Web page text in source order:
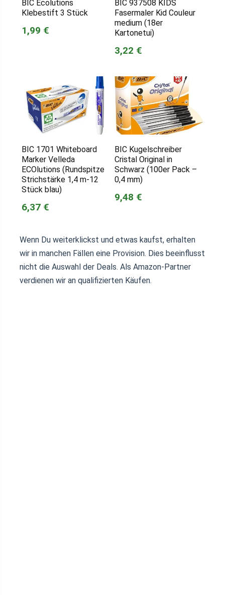
BIC Ecolutions
Klebestift 3 Stück
1,99 €
BIC 937508 KIDS
Fasermaler Kid Couleur
medium (18er
Kartonetui)
3,22 €
BIC 1701 Whiteboard
Marker Velleda
ECOlutions (Rundspitze
Strichstärke 1,4 m-12
Stück blau)
6,37 €
BIC Kugelschreiber
Cristal Original in
Schwarz (100er Pack –
0,4 mm)
9,48 €
Wenn Du weiterklickst und etwas kaufst, erhalten
wir in manchen Fällen eine Provision. Dies beeinflusst
nicht die Auswahl der Deals. Als Amazon-Partner
verdienen wir an qualifizierten Käufen.